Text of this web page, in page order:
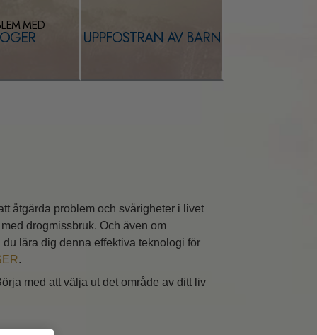
MED
UPPFOSTRAN AV BARN
åtgärda problem och svårigheter i livet
drogmissbruk. Och även om
lära dig denna effektiva teknologi för
.
med att välja ut det område av ditt liv